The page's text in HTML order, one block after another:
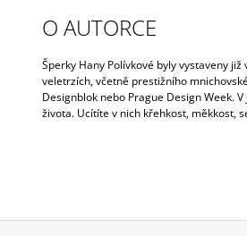
O AUTORCE
Šperky Hany Polívkové byly vystaveny
veletrzích, včetně prestižního
Designblok nebo Prague Design Week.
života. Ucítíte v nich křehkost, měkkost,